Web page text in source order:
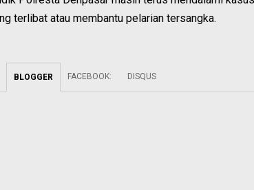
terlibat atau membantu pelarian tersangka.
BLOGGER FACEBOOK: DISQUS